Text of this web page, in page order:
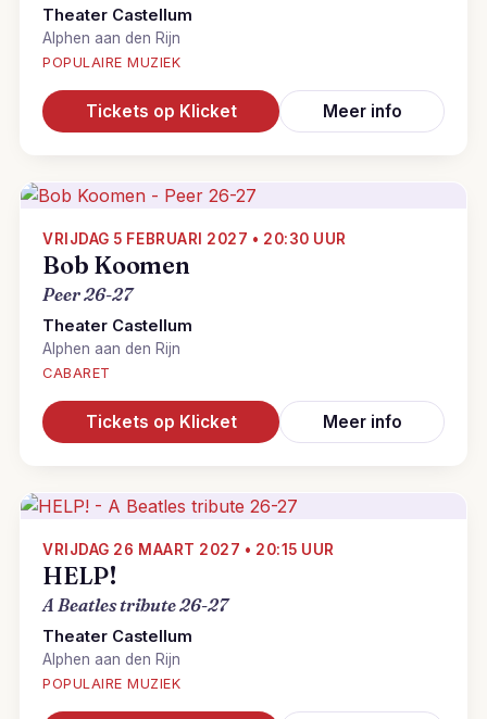
Theater Castellum
Alphen aan den Rijn
POPULAIRE MUZIEK
Tickets op Klicket Meer info
VRIJDAG 5 FEBRUARI 2027 • 20:30 UUR
Bob Koomen
Peer 26-27
Theater Castellum
Alphen aan den Rijn
CABARET
Tickets op Klicket Meer info
VRIJDAG 26 MAART 2027 • 20:15 UUR
HELP!
A Beatles tribute 26-27
Theater Castellum
Alphen aan den Rijn
POPULAIRE MUZIEK